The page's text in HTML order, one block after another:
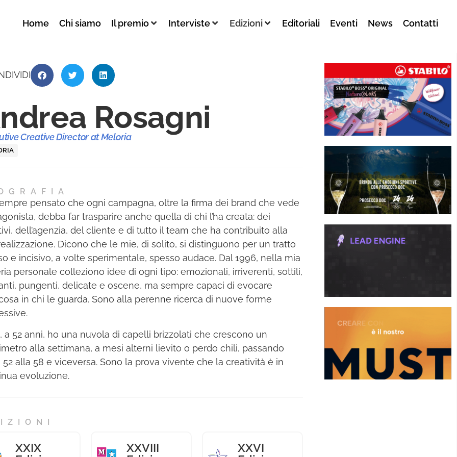
Home Chi siamo Il premio Interviste Edizioni Editoriali Eventi News Contatti
Rosagni
Creative Director at Meloria
pensato che ogni campagna, oltre la firma dei brand che vede
debba far trasparire anche quella di chi l’ha creata: dei
dell’agenzia, del cliente e di tutto il team che ha contribuito alla
Dicono che le mie, di solito, si distinguono per un tratto
e incisivo, a volte sperimentale, spesso audace. Dal 1996, nella mia
personale colleziono idee di ogni tipo: emozionali, irriverenti, sottili,
pungenti, delicate e oscene, ma sempre capaci di evocare
in chi le guarda. Sono alla perenne ricerca di nuove forme
a 52 anni, ho una nuvola di capelli brizzolati che crescono un
alla settimana, a mesi alterni lievito o perdo chili, passando
52 alla 58 e viceversa. Sono la prova vivente che la creatività è in
evoluzione.
XXIX
XXVIII
XXVI